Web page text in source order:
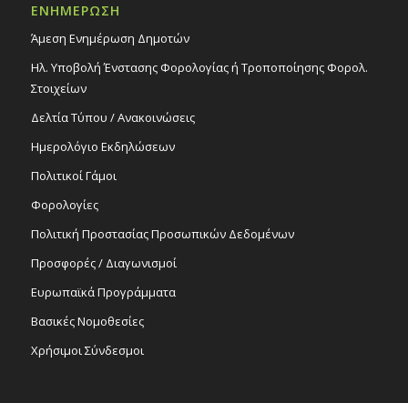
ΕΝΗΜΕΡΩΣΗ
Άμεση Ενημέρωση Δημοτών
Ηλ. Υποβολή Ένστασης Φορολογίας ή Τροποποίησης Φορολ.
Στοιχείων
Δελτία Τύπου / Ανακοινώσεις
Ημερολόγιο Εκδηλώσεων
Πολιτικοί Γάμοι
Φορολογίες
Πολιτική Προστασίας Προσωπικών Δεδομένων
Προσφορές / Διαγωνισμοί
Ευρωπαϊκά Προγράμματα
Βασικές Νομοθεσίες
Χρήσιμοι Σύνδεσμοι